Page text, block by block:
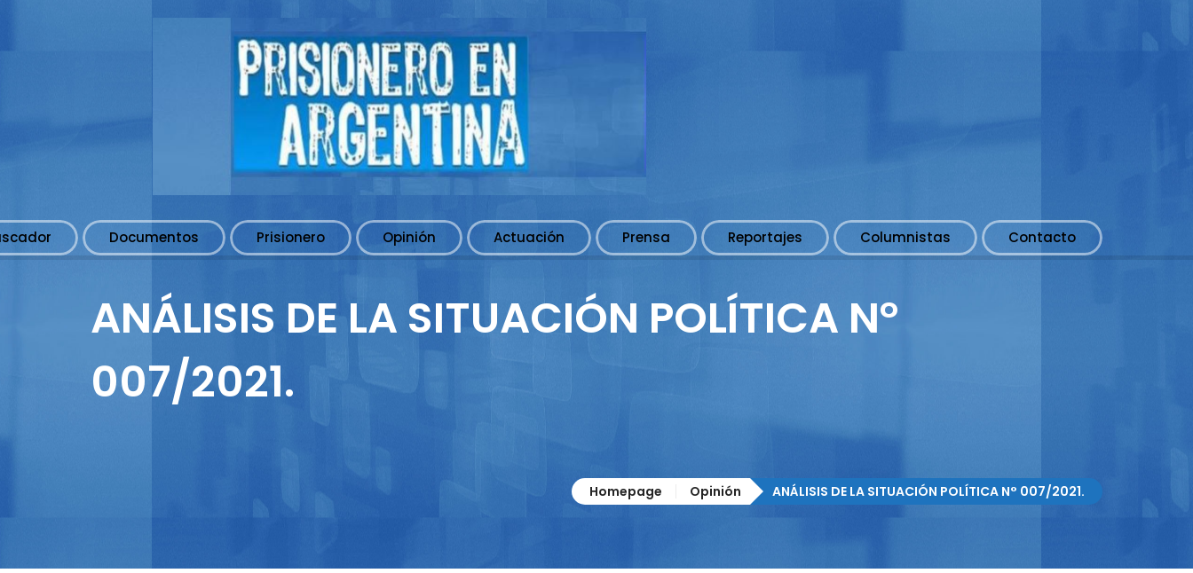
Documentos Prisionero Opinión Actuación Prensa Reportajes Columnistas Contacto
ANÁLISIS DE LA SITUACIÓN POLÍTICA N°
007/2021.
Homepage Opinión ANÁLISIS DE LA SITUACIÓN POLÍTICA N° 007/2021.